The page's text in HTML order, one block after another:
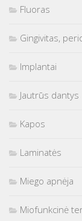
Fluoras
Gingivitas,
Implantai
Jautrūs dantys
Kapos
Laminatės
Miego apnėja
Miofunkcinė